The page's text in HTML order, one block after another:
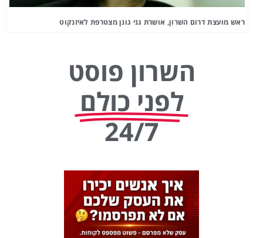
ראש מועצת דרום השרון, אושרת גני גונן מצטרפת לאיזנקוט
השרון פוסט
לפני כולם
24/7